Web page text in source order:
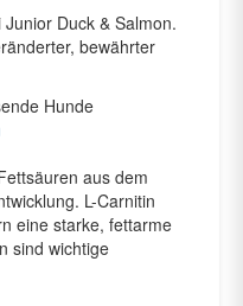
Duck & Salmon.
bewährter
Hunde
aus dem
L-Carnitin
eine starke, fettarme
sind wichtige